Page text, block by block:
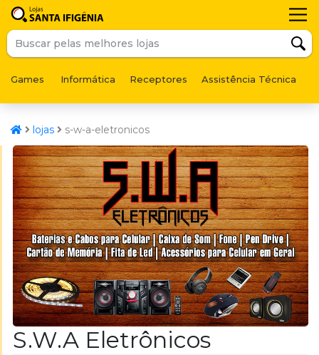
Games Informática Receptores Assistência Técnica
lojas s-w-a-eletronicos
S.W.A Eletrônicos